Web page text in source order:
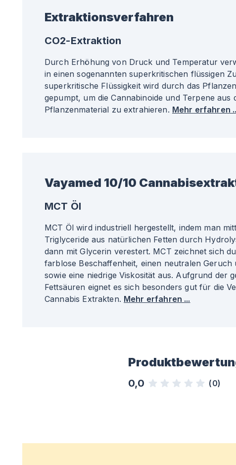
Extraktionsverfahren
CO2-Extraktion
Durch Erhöhung von Druck und Temperatur
in einen sogenannten superkritischen flüssigen
superkritische Flüssigkeit wird durch das
gepumpt, um die Cannabinoide und Terpene aus
Pflanzenmaterial zu extrahieren. Mehr erfahren
Vayamed 10/10
MCT Öl
MCT Öl wird industriell hergestellt, indem man
Triglyceride aus natürlichen Fetten durch
dann mit Glycerin verestert. MCT zeichnet sich
farblose Beschaffenheit, einen neutralen Geruch
sowie eine niedrige Viskosität aus. Aufgrund der
Fettsäuren eignet es sich besonders gut für die
Cannabis Extrakten. Mehr erfahren ...
0,0 (0)